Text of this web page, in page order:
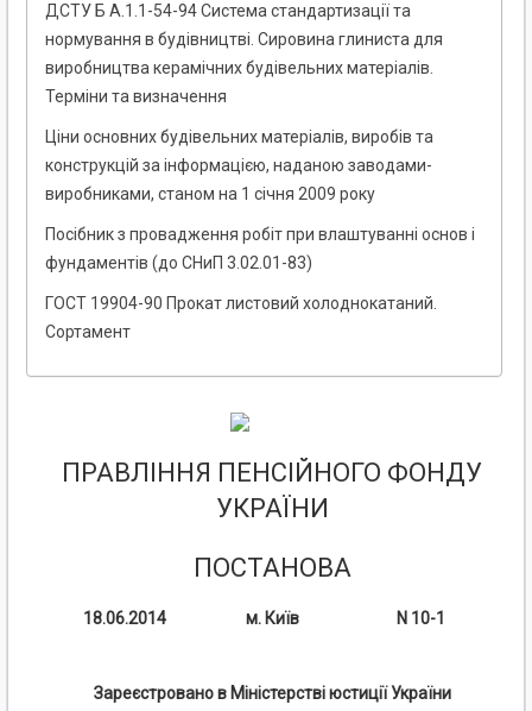
ДСТУ Б А.1.1-54-94 Система стандартизації та
нормування в будівництві. Сировина глиниста для
виробництва керамічних будівельних матеріалів.
Терміни та визначення
Ціни основних будівельних матеріалів, виробів та
конструкцій за інформацією, наданою заводами-
виробниками, станом на 1 січня 2009 року
Посібник з провадження робіт при влаштуванні основ і
фундаментів (до СНиП 3.02.01-83)
ГОСТ 19904-90 Прокат листовий холоднокатаний.
Сортамент
ПРАВЛІННЯ ПЕНСІЙНОГО ФОНДУ
УКРАЇНИ
ПОСТАНОВА
18.06.2014 м. Київ N 10-1
Зареєстровано в Міністерстві юстиції України